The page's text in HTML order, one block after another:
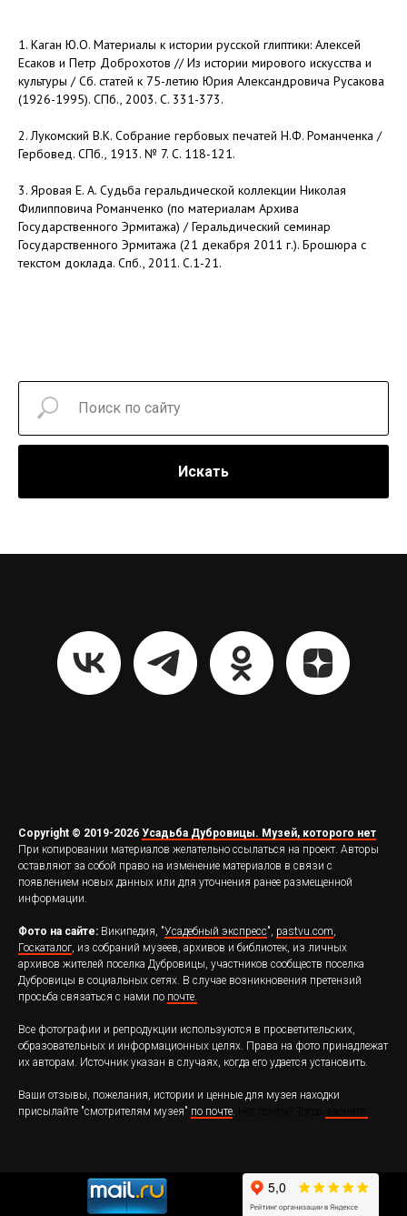
1. Каган Ю.О. Материалы к истории русской глиптики: Алексей
Есаков и Петр Доброхотов // Из истории мирового искусства и
культуры / Сб. статей к 75-летию Юрия Александровича Русакова
(1926-1995). СПб., 2003. С. 331-373.
2. Лукомский В.К. Собрание гербовых печатей Н.Ф. Романченка /
Гербовед. СПб., 1913. № 7. С. 118-121.
3. Яровая Е. А. Судьба геральдической коллекции Николая
Филипповича Романченко (по материалам Архива
Государственного Эрмитажа) / Геральдический семинар
Государственного Эрмитажа (21 декабря 2011 г.). Брошюра с
текстом доклада. Спб., 2011. С.1-21.
Искать
Copyright © 2019-2026 Усадьба Дубровицы. Музей, которого нет
При копировании материалов желательно ссылаться на проект. Авторы
оставляют за собой право на изменение материалов в связи с
появлением новых данных или для уточнения ранее размещенной
информации.
Фото на сайте: Википедия, "Усадебный экспресс", pastvu.com
Госкаталог , из собраний музеев, архивов и библиотек, из личных
архивов жителей поселка Дубровицы, участников сообществ поселка
Дубровицы в социальных сетях. В случае возникновения претензий
просьба связаться с нами по почте.
Все фотографии и репродукции используются в просветительских,
образовательных и информационных целях. Права на фото принадлежат
их авторам. Источник указан в случаях, когда его удается установить.
Ваши отзывы, пожелания, истории и ценные для музея находки
присылайте "смотрителям музея" по почте